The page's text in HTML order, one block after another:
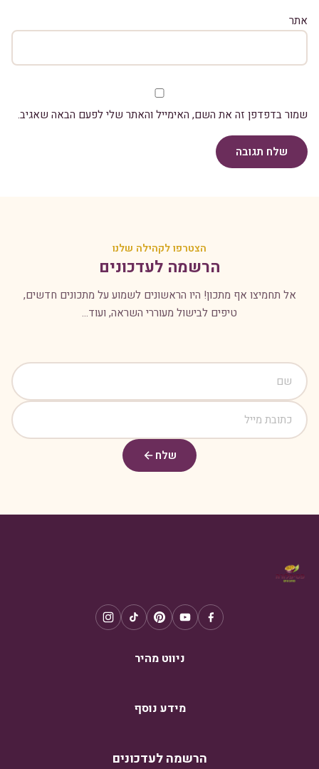
אתר
שמור בדפדפן זה את השם, האימייל והאתר שלי לפעם הבאה שאגיב.
שלח תגובה
הצטרפו לקהילה שלנו
הרשמה לעדכונים
אל תחמיצו אף מתכון! היו הראשונים לשמוע על מתכונים חדשים,
טיפים לבישול מעוררי השראה, ועוד...
שלח
ניווט מהיר
מידע נוסף
הרשמה לעדכונים